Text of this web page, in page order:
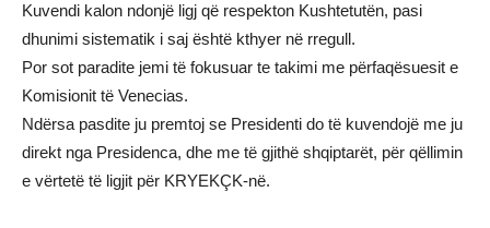
Kuvendi kalon ndonjë ligj që respekton Kushtetutën, pasi
dhunimi sistematik i saj është kthyer në rregull.
Por sot paradite jemi të fokusuar te takimi me përfaqësuesit e
Komisionit të Venecias.
Ndërsa pasdite ju premtoj se Presidenti do të kuvendojë me ju
direkt nga Presidenca, dhe me të gjithë shqiptarët, për qëllimin
e vërtetë të ligjit për KRYEKÇK-në.